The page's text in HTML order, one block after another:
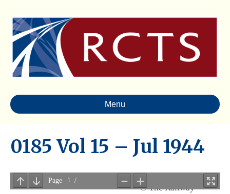
Menu
0185 Vol 15 – Jul 1944